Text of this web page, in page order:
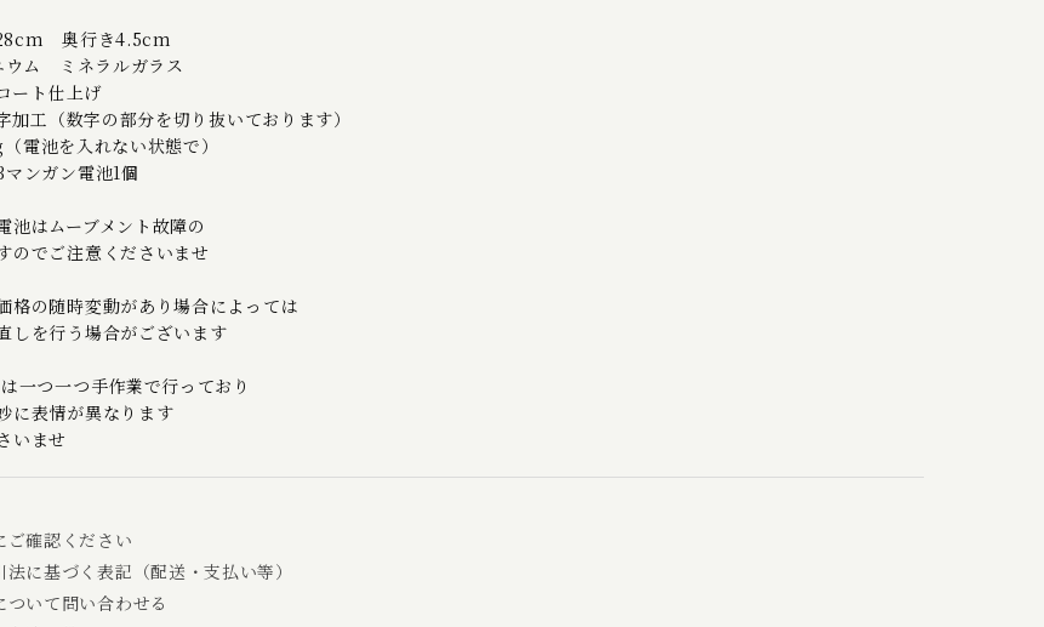
奥行き4.5cm
ウム ミネラルガラス
ート仕上げ
加工（数字の部分を切り抜いております）
電池を入れない状態で）
ンガン電池1個
池はムーブメント故障の
のでご注意くださいませ
格の随時変動があり場合によっては
しを行う場合がございます
一つ一つ手作業で行っており
に表情が異なります
いませ
ご確認ください
に基づく表記（配送・支払い等）
ついて問い合わせる